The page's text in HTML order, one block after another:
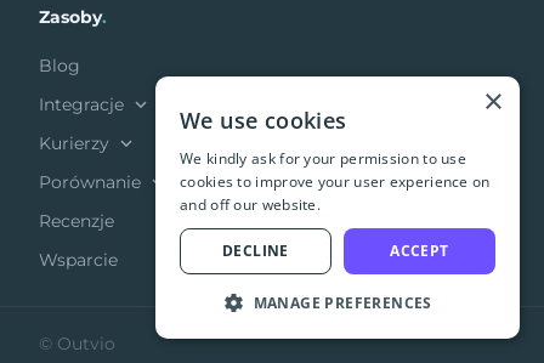
Zasoby.
Blog
Integracje
Kurierzy
Porównanie
Recenzje
Wsparcie
© Outvio
×
We use cookies
We kindly ask for your permission to use
cookies to improve your user experience on
and off our website.
ACCEPT
DECLINE
MANAGE PREFERENCES